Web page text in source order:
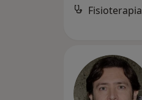
Fisioterapia